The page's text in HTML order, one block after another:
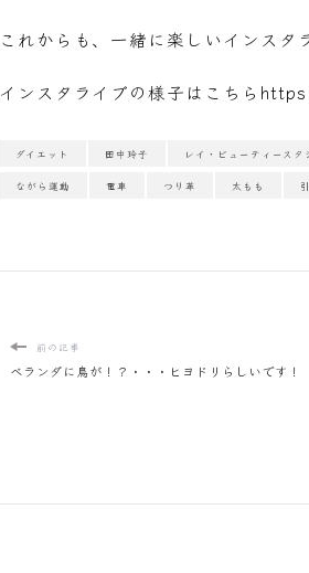
これからも、一緒に楽しいインスタ
インスタライブの様子はこちら
ダイエット 田中玲子 レイ・ビューティースタ
ながら運動 電車 つり革 太もも
前の記事
ベランダに鳥が！？・・・ヒヨドリらしいです！